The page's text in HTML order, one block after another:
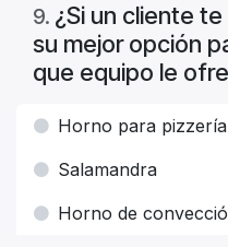
9. ¿Si un cliente
su mejor opción
que equipo le
Horno para pizzería
Salamandra
Horno de